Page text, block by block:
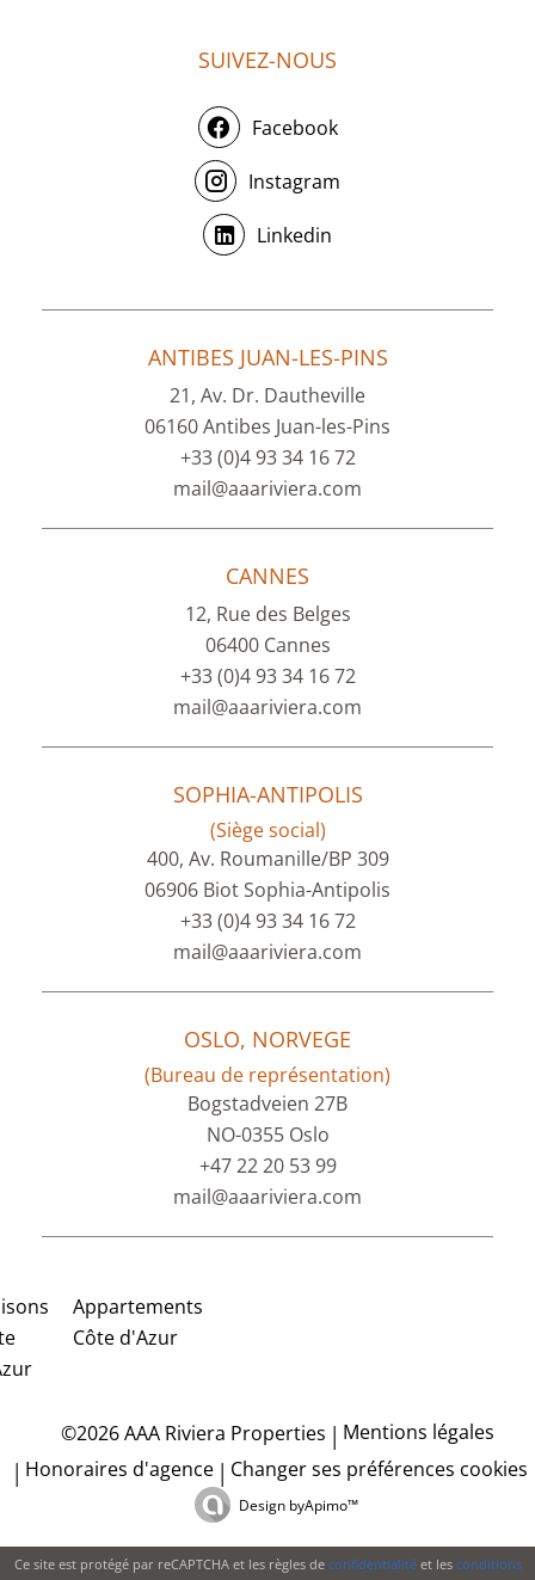
SUIVEZ-NOUS
Facebook
Instagram
Linkedin
ANTIBES JUAN-LES-PINS
21, Av. Dr. Dautheville
06160 Antibes Juan-les-Pins
+33 (0)4 93 34 16 72
mail@aaariviera.com
CANNES
12, Rue des Belges
06400 Cannes
+33 (0)4 93 34 16 72
mail@aaariviera.com
SOPHIA-ANTIPOLIS
(Siège social)
400, Av. Roumanille/BP 309
06906 Biot Sophia-Antipolis
+33 (0)4 93 34 16 72
mail@aaariviera.com
OSLO, NORVEGE
(Bureau de représentation)
Bogstadveien 27B
NO-0355 Oslo
+47 22 20 53 99
mail@aaariviera.com
Appartements
Côte d'Azur
©2026 AAA Riviera Properties
Mentions légales
Honoraires d'agence
Changer ses préférences cookies
Design byApimo™
Ce site est protégé par reCAPTCHA et les règles de confidentialitéet les conditions